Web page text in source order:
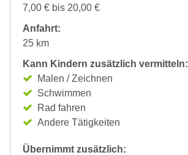
7,00 € bis 20,00 €
Anfahrt:
25 km
Kann Kindern zusätzlich vermitteln:
Malen / Zeichnen
Schwimmen
Rad fahren
Andere Tätigkeiten
Übernimmt zusätzlich: